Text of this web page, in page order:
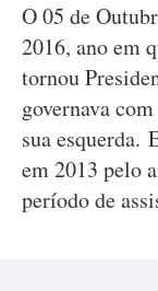
O 05 de
2016, ano em
tornou
governava
sua esquerda.
em 2013 pelo
período de